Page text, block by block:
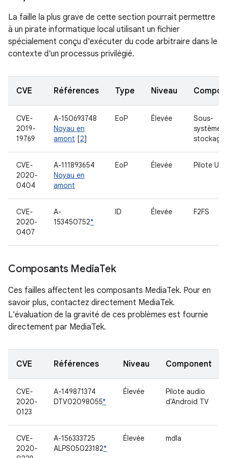
La faille la plus grave de cette section pourrait permettre
à un pirate informatique local utilisant un fichier
spécialement conçu d'exécuter du code arbitraire dans le
contexte d'un processus privilégié.
CVE Références Type Niveau
CVE-
2019-
19769
A-150693748
Noyau en
amont [2]
EoP Élevée
Sous-
système
stockage
CVE-
2020-
0404
A-111893654
Noyau en
amont
EoP Élevée Pilote
CVE-
2020-
0407
A-
153450752*
ID Élevée F2FS
Composants MediaTek
Ces failles affectent les composants MediaTek. Pour en
savoir plus, contactez directement MediaTek.
L'évaluation de la gravité de ces problèmes est fournie
directement par MediaTek.
CVE Références Niveau Component
CVE-
2020-
0123
A-149871374
DTV02098055*
Élevée
Pilote audio
d'Android TV
CVE-
2020-
A-156333725
ALPS05023182*
Élevée mdla